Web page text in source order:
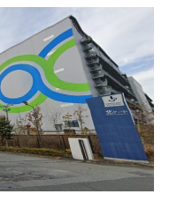
工事
木工事
式工事
(日産スタジアム建